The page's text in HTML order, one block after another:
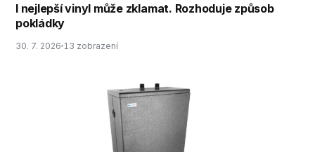
I nejlepší vinyl může zklamat. Rozhoduje způsob
pokládky
30. 7. 2026 13 zobrazení